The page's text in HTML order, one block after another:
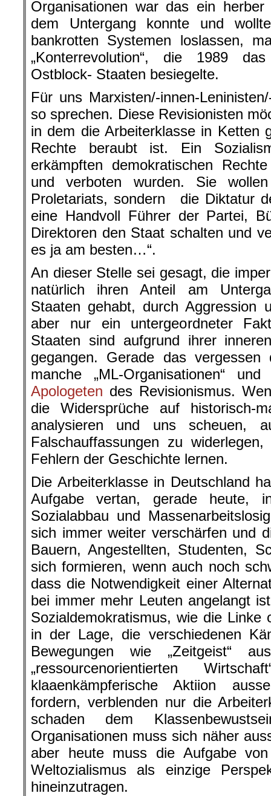
Organisationen war das ein
dem Untergang konnte und
bankrotten Systemen loslassen,
„Konterrevolution“, die 1989
Ostblock- Staaten besiegelte.
Für uns Marxisten/-innen-
so sprechen. Diese Revisionisten
in dem die Arbeiterklasse in Ketten
Rechte beraubt ist. Ein
erkämpften demokratischen
und verboten wurden. Sie
Proletariats, sondern die Diktatur
eine Handvoll Führer der Partei,
Direktoren den Staat schalten und
es ja am besten…“.
An dieser Stelle sei gesagt, die
natürlich ihren Anteil am
Staaten gehabt, durch Aggression
aber nur ein untergeordneter
Staaten sind aufgrund ihrer
gegangen. Gerade das
manche „ML-Organisationen“
Apologeten des Revisionismus.
die Widersprüche auf historisch-
analysieren und uns scheuen,
Falschauffassungen zu
Fehlern der Geschichte lernen.
Die Arbeiterklasse in Deutschland
Aufgabe vertan, gerade heute,
Sozialabbau und
sich immer weiter verschärfen und
Bauern, Angestellten, Studenten,
sich formieren, wenn auch noch
dass die Notwendigkeit einer
bei immer mehr Leuten angelangt
Sozialdemokratismus, wie die Linke
in der Lage, die verschiedenen
Bewegungen wie „Zeitgeist“
„ressourcenorientierten
klaaenkämpferische Aktiion
fordern, verblenden nur die
schaden dem
Organisationen muss sich näher
aber heute muss die Aufgabe
Weltozialismus als einzige
hineinzutragen.